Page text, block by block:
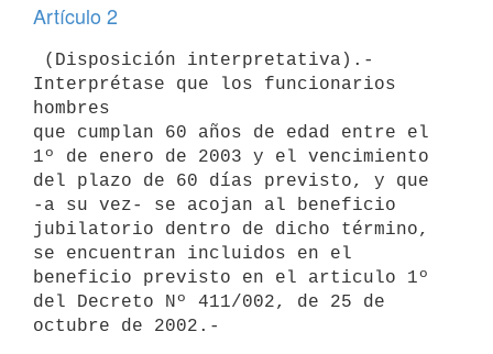
Artículo 2
Interprétase que los funcionarios
hombres
que cumplan 60 años de edad entre el
1º de enero de 2003 y el vencimiento
del plazo de 60 días previsto, y que
-a su vez- se acojan al beneficio
jubilatorio dentro de dicho término,
se encuentran incluidos en el
beneficio previsto en el articulo 1º
del Decreto Nº 411/002, de 25 de